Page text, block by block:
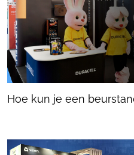
Hoe kun je een